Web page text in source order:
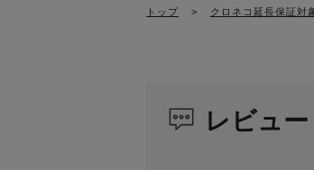
新たな「NIKKOR
ピント合わせを行
最大撮影倍率
トップ > クロネコ延長保証対
レビュー